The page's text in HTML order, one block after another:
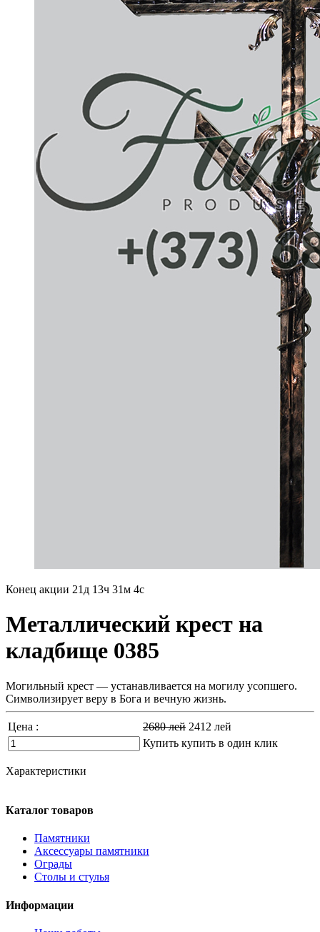
Конец акции 21д 13ч 31м 3с
Mеталлический крест на
кладбище 0385
Могильный крест ― устанавливается на могилу усопшего.
Символизирует веру в Бога и вечную жизнь.
Цена : 2680лей 2412 лей
Купить купить в один клик
Характеристики
Каталог товаров
Памятники
Аксессуары памятники
Ограды
Столы и стулья
Информации